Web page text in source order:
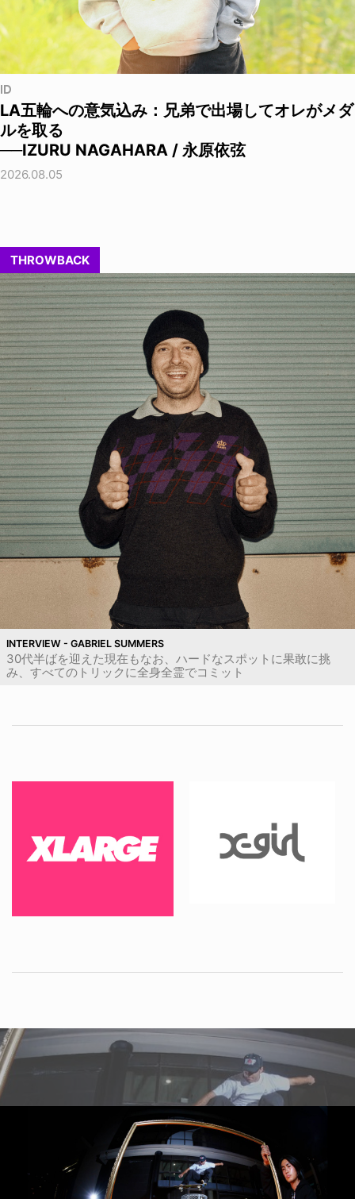
ID
LA五輪への意気込み：兄弟で出場してオレがメダ
ルを取る
──IZURU NAGAHARA / 永原依弦
2026.08.05
THROWBACK
INTERVIEW - GABRIEL SUMMERS
30代半ばを迎えた現在もなお、ハードなスポットに果敢に挑
み、すべてのトリックに全身全霊でコミット